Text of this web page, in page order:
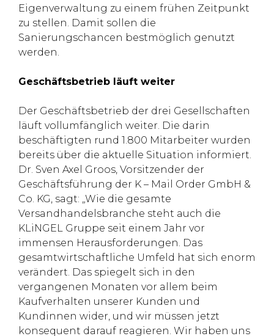
Eigenverwaltung zu einem frühen Zeitpunkt
zu stellen. Damit sollen die
Sanierungschancen bestmöglich genutzt
werden.
Geschäftsbetrieb läuft weiter
Der Geschäftsbetrieb der drei Gesellschaften
läuft vollumfänglich weiter. Die darin
beschäftigten rund 1.800 Mitarbeiter wurden
bereits über die aktuelle Situation informiert.
Dr. Sven Axel Groos, Vorsitzender der
Geschäftsführung der K – Mail Order GmbH &
Co. KG, sagt: „Wie die gesamte
Versandhandelsbranche steht auch die
KLiNGEL Gruppe seit einem Jahr vor
immensen Herausforderungen. Das
gesamtwirtschaftliche Umfeld hat sich enorm
verändert. Das spiegelt sich in den
vergangenen Monaten vor allem beim
Kaufverhalten unserer Kunden und
Kundinnen wider, und wir müssen jetzt
konsequent darauf reagieren. Wir haben uns